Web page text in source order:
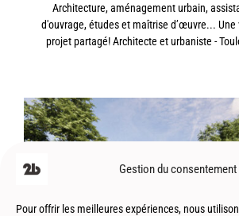
Gestion du consentement
Pour offrir les meilleures expériences, nous
Architecture, aménagement urbain,
d'ouvrage, études et maîtrise d’œuvre... Une
projet partagé! Architecte et urbaniste -
Saverdun (09) – Espace